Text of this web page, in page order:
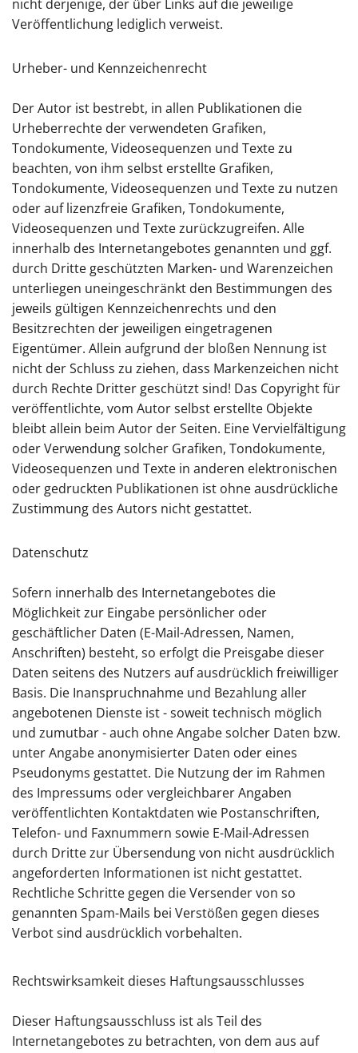
nicht derjenige, der über Links auf die jeweilige
Veröffentlichung lediglich verweist.
Urheber- und Kennzeichenrecht
Der Autor ist bestrebt, in allen Publikationen die
Urheberrechte der verwendeten Grafiken,
Tondokumente, Videosequenzen und Texte zu
beachten, von ihm selbst erstellte Grafiken,
Tondokumente, Videosequenzen und Texte zu nutzen
oder auf lizenzfreie Grafiken, Tondokumente,
Videosequenzen und Texte zurückzugreifen. Alle
innerhalb des Internetangebotes genannten und ggf.
durch Dritte geschützten Marken- und Warenzeichen
unterliegen uneingeschränkt den Bestimmungen des
jeweils gültigen Kennzeichenrechts und den
Besitzrechten der jeweiligen eingetragenen
Eigentümer. Allein aufgrund der bloßen Nennung ist
nicht der Schluss zu ziehen, dass Markenzeichen nicht
durch Rechte Dritter geschützt sind! Das Copyright für
veröffentlichte, vom Autor selbst erstellte Objekte
bleibt allein beim Autor der Seiten. Eine Vervielfältigung
oder Verwendung solcher Grafiken, Tondokumente,
Videosequenzen und Texte in anderen elektronischen
oder gedruckten Publikationen ist ohne ausdrückliche
Zustimmung des Autors nicht gestattet.
Datenschutz
Sofern innerhalb des Internetangebotes die
Möglichkeit zur Eingabe persönlicher oder
geschäftlicher Daten (E-Mail-Adressen, Namen,
Anschriften) besteht, so erfolgt die Preisgabe dieser
Daten seitens des Nutzers auf ausdrücklich freiwilliger
Basis. Die Inanspruchnahme und Bezahlung aller
angebotenen Dienste ist - soweit technisch möglich
und zumutbar - auch ohne Angabe solcher Daten bzw.
unter Angabe anonymisierter Daten oder eines
Pseudonyms gestattet. Die Nutzung der im Rahmen
des Impressums oder vergleichbarer Angaben
veröffentlichten Kontaktdaten wie Postanschriften,
Telefon- und Faxnummern sowie E-Mail-Adressen
durch Dritte zur Übersendung von nicht ausdrücklich
angeforderten Informationen ist nicht gestattet.
Rechtliche Schritte gegen die Versender von so
genannten Spam-Mails bei Verstößen gegen dieses
Verbot sind ausdrücklich vorbehalten.
Rechtswirksamkeit dieses Haftungsausschlusses
Dieser Haftungsausschluss ist als Teil des
Internetangebotes zu betrachten, von dem aus auf